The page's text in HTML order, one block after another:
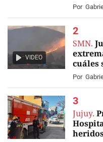
Por
VIDEO
SMN.
cuáles
Por
Jujuy.